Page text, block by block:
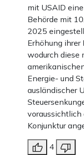
mit USAID
Behörde mit
2025
Erhöhung ihrer
wodurch diese
Energie- und
ausländischer
voraussichtlich
Konjunktur
4